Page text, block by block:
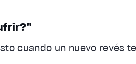
cuando un nuevo revés